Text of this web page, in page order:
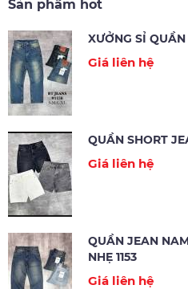
Sản phẩm hot
XƯỞNG SỈ QUẦN
Giá liên hệ
QUẦN SHORT
Giá liên hệ
QUẦN JEAN
NHẸ 1153
Giá liên hệ